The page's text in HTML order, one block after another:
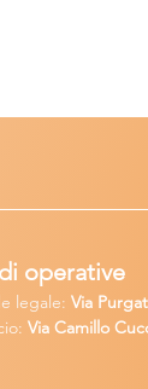
operative
legale:Via
Via Camillo